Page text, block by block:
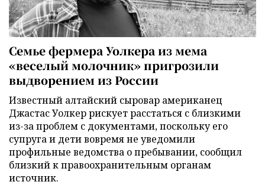
Семье фермера Уолкера из мема
«веселый молочник» пригрозили
выдворением из России
Известный алтайский сыровар американец
Джастас Уолкер рискует расстаться с близкими
из-за проблем с документами, поскольку его
супруга и дети вовремя не уведомили
профильные ведомства о пребывании, сообщил
близкий к правоохранительным органам
источник.